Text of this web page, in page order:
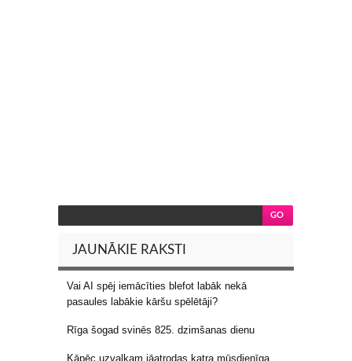
JAUNĀKIE RAKSTI
Vai AI spēj iemācīties blefot labāk nekā
pasaules labākie kāršu spēlētāji?
Rīga šogad svinēs 825. dzimšanas dienu
Kāpēc uzvalkam jāatrodas katra mūsdienīga